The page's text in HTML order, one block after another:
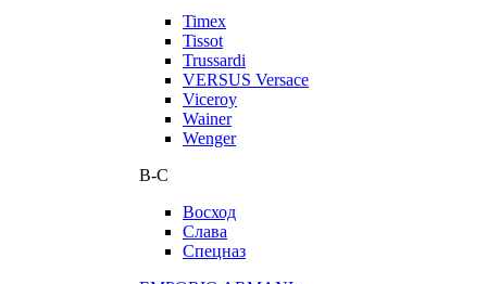
Timex
Tissot
Trussardi
VERSUS Versace
Viceroy
Wainer
Wenger
В-С
Восход
Слава
Спецназ